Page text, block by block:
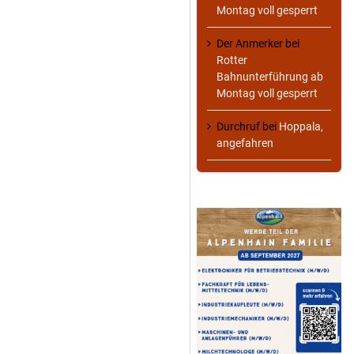
Montag voll gesperrt
Der Anmerker bei
Rotter
Bahnunterführung ab
Montag voll gesperrt
Durchruf bei Hoppala,
angefahren